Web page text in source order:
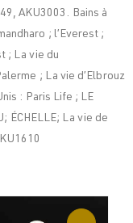
AKU3003. Bains à
; l’Everest ;
; La vie du
; La vie d’Elbrouz
: Paris Life ; LE
ÉCHELLE; La vie de